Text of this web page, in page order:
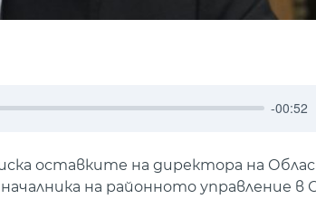
-00:52
оставките на директора на
на районното управление в